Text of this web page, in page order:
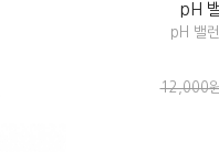
pH
pH 밸
12,000